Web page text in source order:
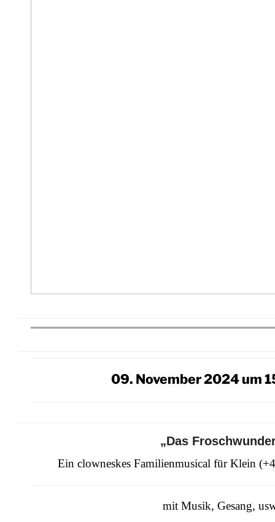
09. November 2024 um
„Das
Ein clowneskes Familienmusical für Klein
mit Musik, Gesang,